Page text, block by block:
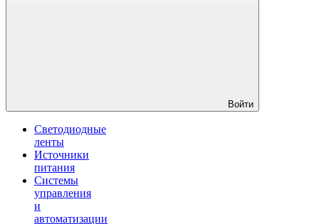
Войти
Светодиодные
ленты
Источники
питания
Системы
управления
и
автоматизации